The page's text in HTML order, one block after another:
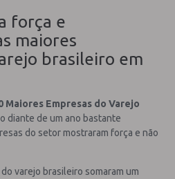
força e
maiores
brasileiro em
Maiores Empresas do Varejo
diante de um ano bastante
do setor mostraram força e não
varejo brasileiro somaram um